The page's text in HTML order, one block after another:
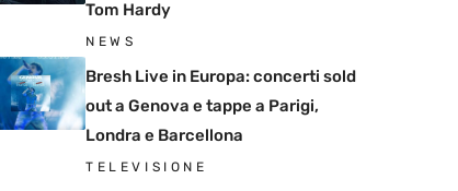
Tom Hardy
NEWS
Bresh Live in Europa: concerti sold
out a Genova e tappe a Parigi,
Londra e Barcellona
TELEVISIONE